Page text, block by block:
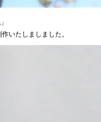
いたしましました。